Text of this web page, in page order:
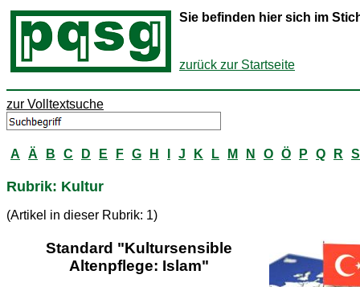
Sie befinden hier sich im
zurück zur Startseite
zur Volltextsuche
A Ä B C D E F G H J K L M N O Ö P Q R S
Rubrik: Kultur
(Artikel in dieser Rubrik: 1)
Standard "Kultursensible
Altenpflege: Islam"